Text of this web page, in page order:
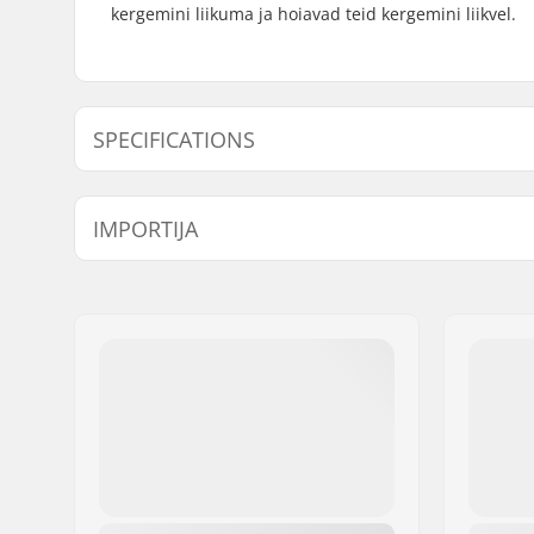
kergemini liikuma ja hoiavad teid kergemini liikvel.
SPECIFICATIONS
Laagri täpsus:
ABEC-9
Laagri tüüp:
Spacers:
Not
IMPORTIJA